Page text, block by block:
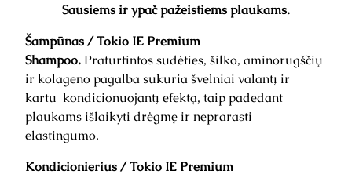
Sausiems ir ypač pažeistiems plaukams.
Šampūnas / Tokio IE Premium
Shampoo. Praturtintos sudėties, šilko, aminorugščių
ir kolageno pagalba sukuria švelniai valantį ir
kartu kondicionuojantį efektą, taip padedant
plaukams išlaikyti drėgmę ir neprarasti
elastingumo.
Kondicionierius / Tokio IE Premium